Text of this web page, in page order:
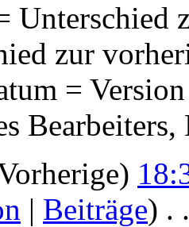
Unterschied
zur
=
| Beiträge) . .